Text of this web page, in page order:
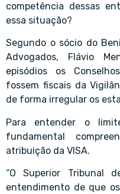
competência dessas
essa situação?
Segundo o sócio do
Advogados, Flávio
episódios os
fossem fiscais da
de forma irregular os
Para entender o
fundamental
atribuição da VISA.
“O Superior Tribunal
entendimento de que